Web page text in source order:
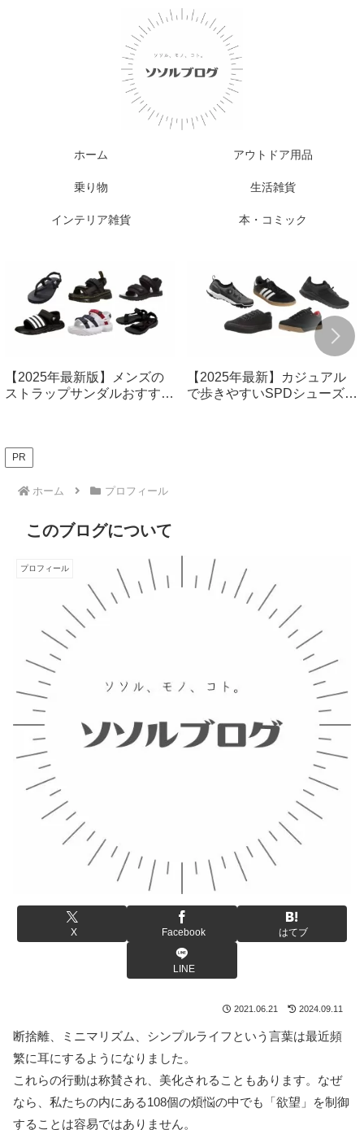
ホーム アウトドア用品
乗り物 生活雑貨
インテリア雑貨 本・コミック
【2025年最新版】メンズの
ストラップサンダルおすすめ
【2025年最新】カジュアル
で歩きやすいSPDシューズ厳
PR
ホーム プロフィール
このブログについて
プロフィール
X Facebook はてブ
LINE
2021.06.21 2024.09.11
断捨離、ミニマリズム、シンプルライフという言葉は最近頻
繁に耳にするようになりました。
これらの行動は称賛され、美化されることもあります。なぜ
なら、私たちの内にある108個の煩悩の中でも「欲望」を制御
することは容易ではありません。